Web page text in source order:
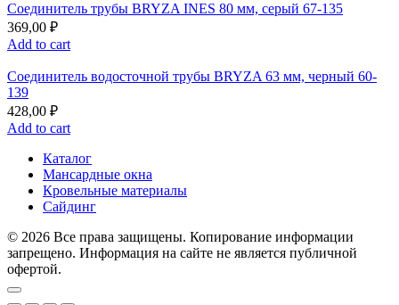
Соединитель трубы BRYZA INES 80 мм, серый 67-135
369,00 ₽
Add to cart
Соединитель водосточной трубы BRYZA 63 мм, черный 60-
139
428,00 ₽
Add to cart
Каталог
Мансардные окна
Кровельные материалы
Сайдинг
© 2026 Все права защищены. Копирование информации
запрещено. Информация на сайте не является публичной
офертой.